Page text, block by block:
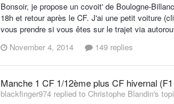
Bonsoir, je propose un covoit' de Boulogne-
18h et retour après le CF. J'ai une petit voiture
vous prendre si vous êtes sur le trajet via
November 4, 2014
149 replies
Manche 1 CF 1/12ème plus CF hivernal
blackfinger974 replied to Christophe Blandin's